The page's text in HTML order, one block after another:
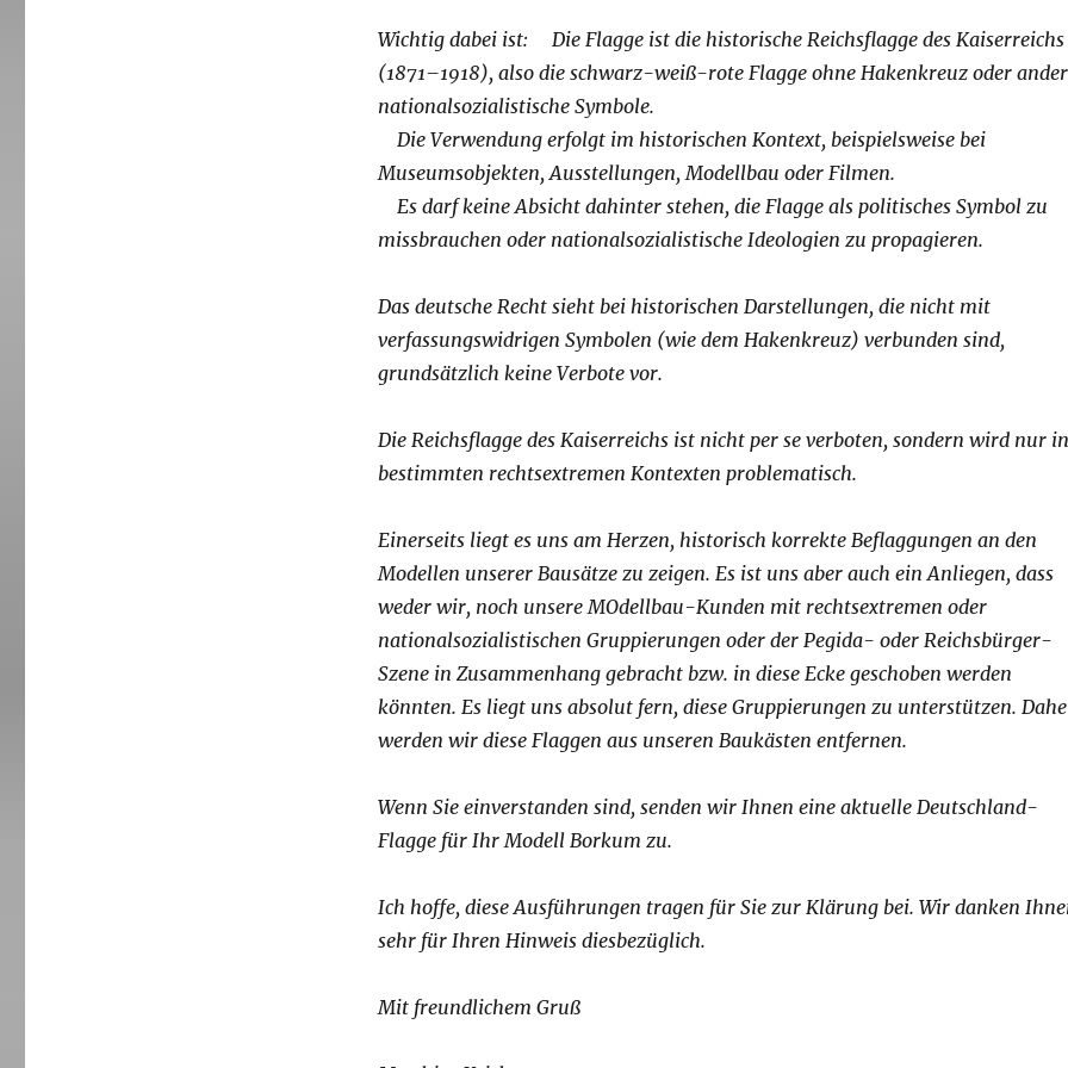
Wichtig dabei ist: Die Flagge ist die historische Reichsflagge des Kaiserreichs
(1871–1918), also die schwarz-weiß-rote Flagge ohne Hakenkreuz oder
nationalsozialistische Symbole.
Die Verwendung erfolgt im historischen Kontext, beispielsweise bei
Museumsobjekten, Ausstellungen, Modellbau oder Filmen.
Es darf keine Absicht dahinter stehen, die Flagge als politisches Symbol zu
missbrauchen oder nationalsozialistische Ideologien zu propagieren.
Das deutsche Recht sieht bei historischen Darstellungen, die nicht mit
verfassungswidrigen Symbolen (wie dem Hakenkreuz) verbunden sind,
grundsätzlich keine Verbote vor.
Die Reichsflagge des Kaiserreichs ist nicht per se verboten, sondern wird nur in
bestimmten rechtsextremen Kontexten problematisch.
Einerseits liegt es uns am Herzen, historisch korrekte Beflaggungen an den
Modellen unserer Bausätze zu zeigen. Es ist uns aber auch ein Anliegen, dass
weder wir, noch unsere MOdellbau-Kunden mit rechtsextremen oder
nationalsozialistischen Gruppierungen oder der Pegida- oder Reichsbürger-
Szene in Zusammenhang gebracht bzw. in diese Ecke geschoben werden
könnten. Es liegt uns absolut fern, diese Gruppierungen zu unterstützen.
werden wir diese Flaggen aus unseren Baukästen entfernen.
Wenn Sie einverstanden sind, senden wir Ihnen eine aktuelle Deutschland-
Flagge für Ihr Modell Borkum zu.
Ich hoffe, diese Ausführungen tragen für Sie zur Klärung bei. Wir danken
sehr für Ihren Hinweis diesbezüglich.
Mit freundlichem Gruß